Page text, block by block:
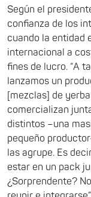
Según el
confianza de los
cuando la entidad
internacional a
fines de lucro. “A
lanzamos un
[mezclas] de
comercializan
distintos –una
pequeño
las agrupe. Es
estar en un pack
¿Sorprendente?